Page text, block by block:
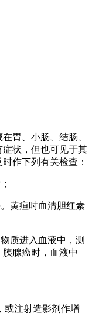
胃、小肠、结肠、
状，但也可见于其
作下列有关检查：
黄疸时血清胆红素
质进入血液中，测
腺癌时，血液中
或注射造影剂作增